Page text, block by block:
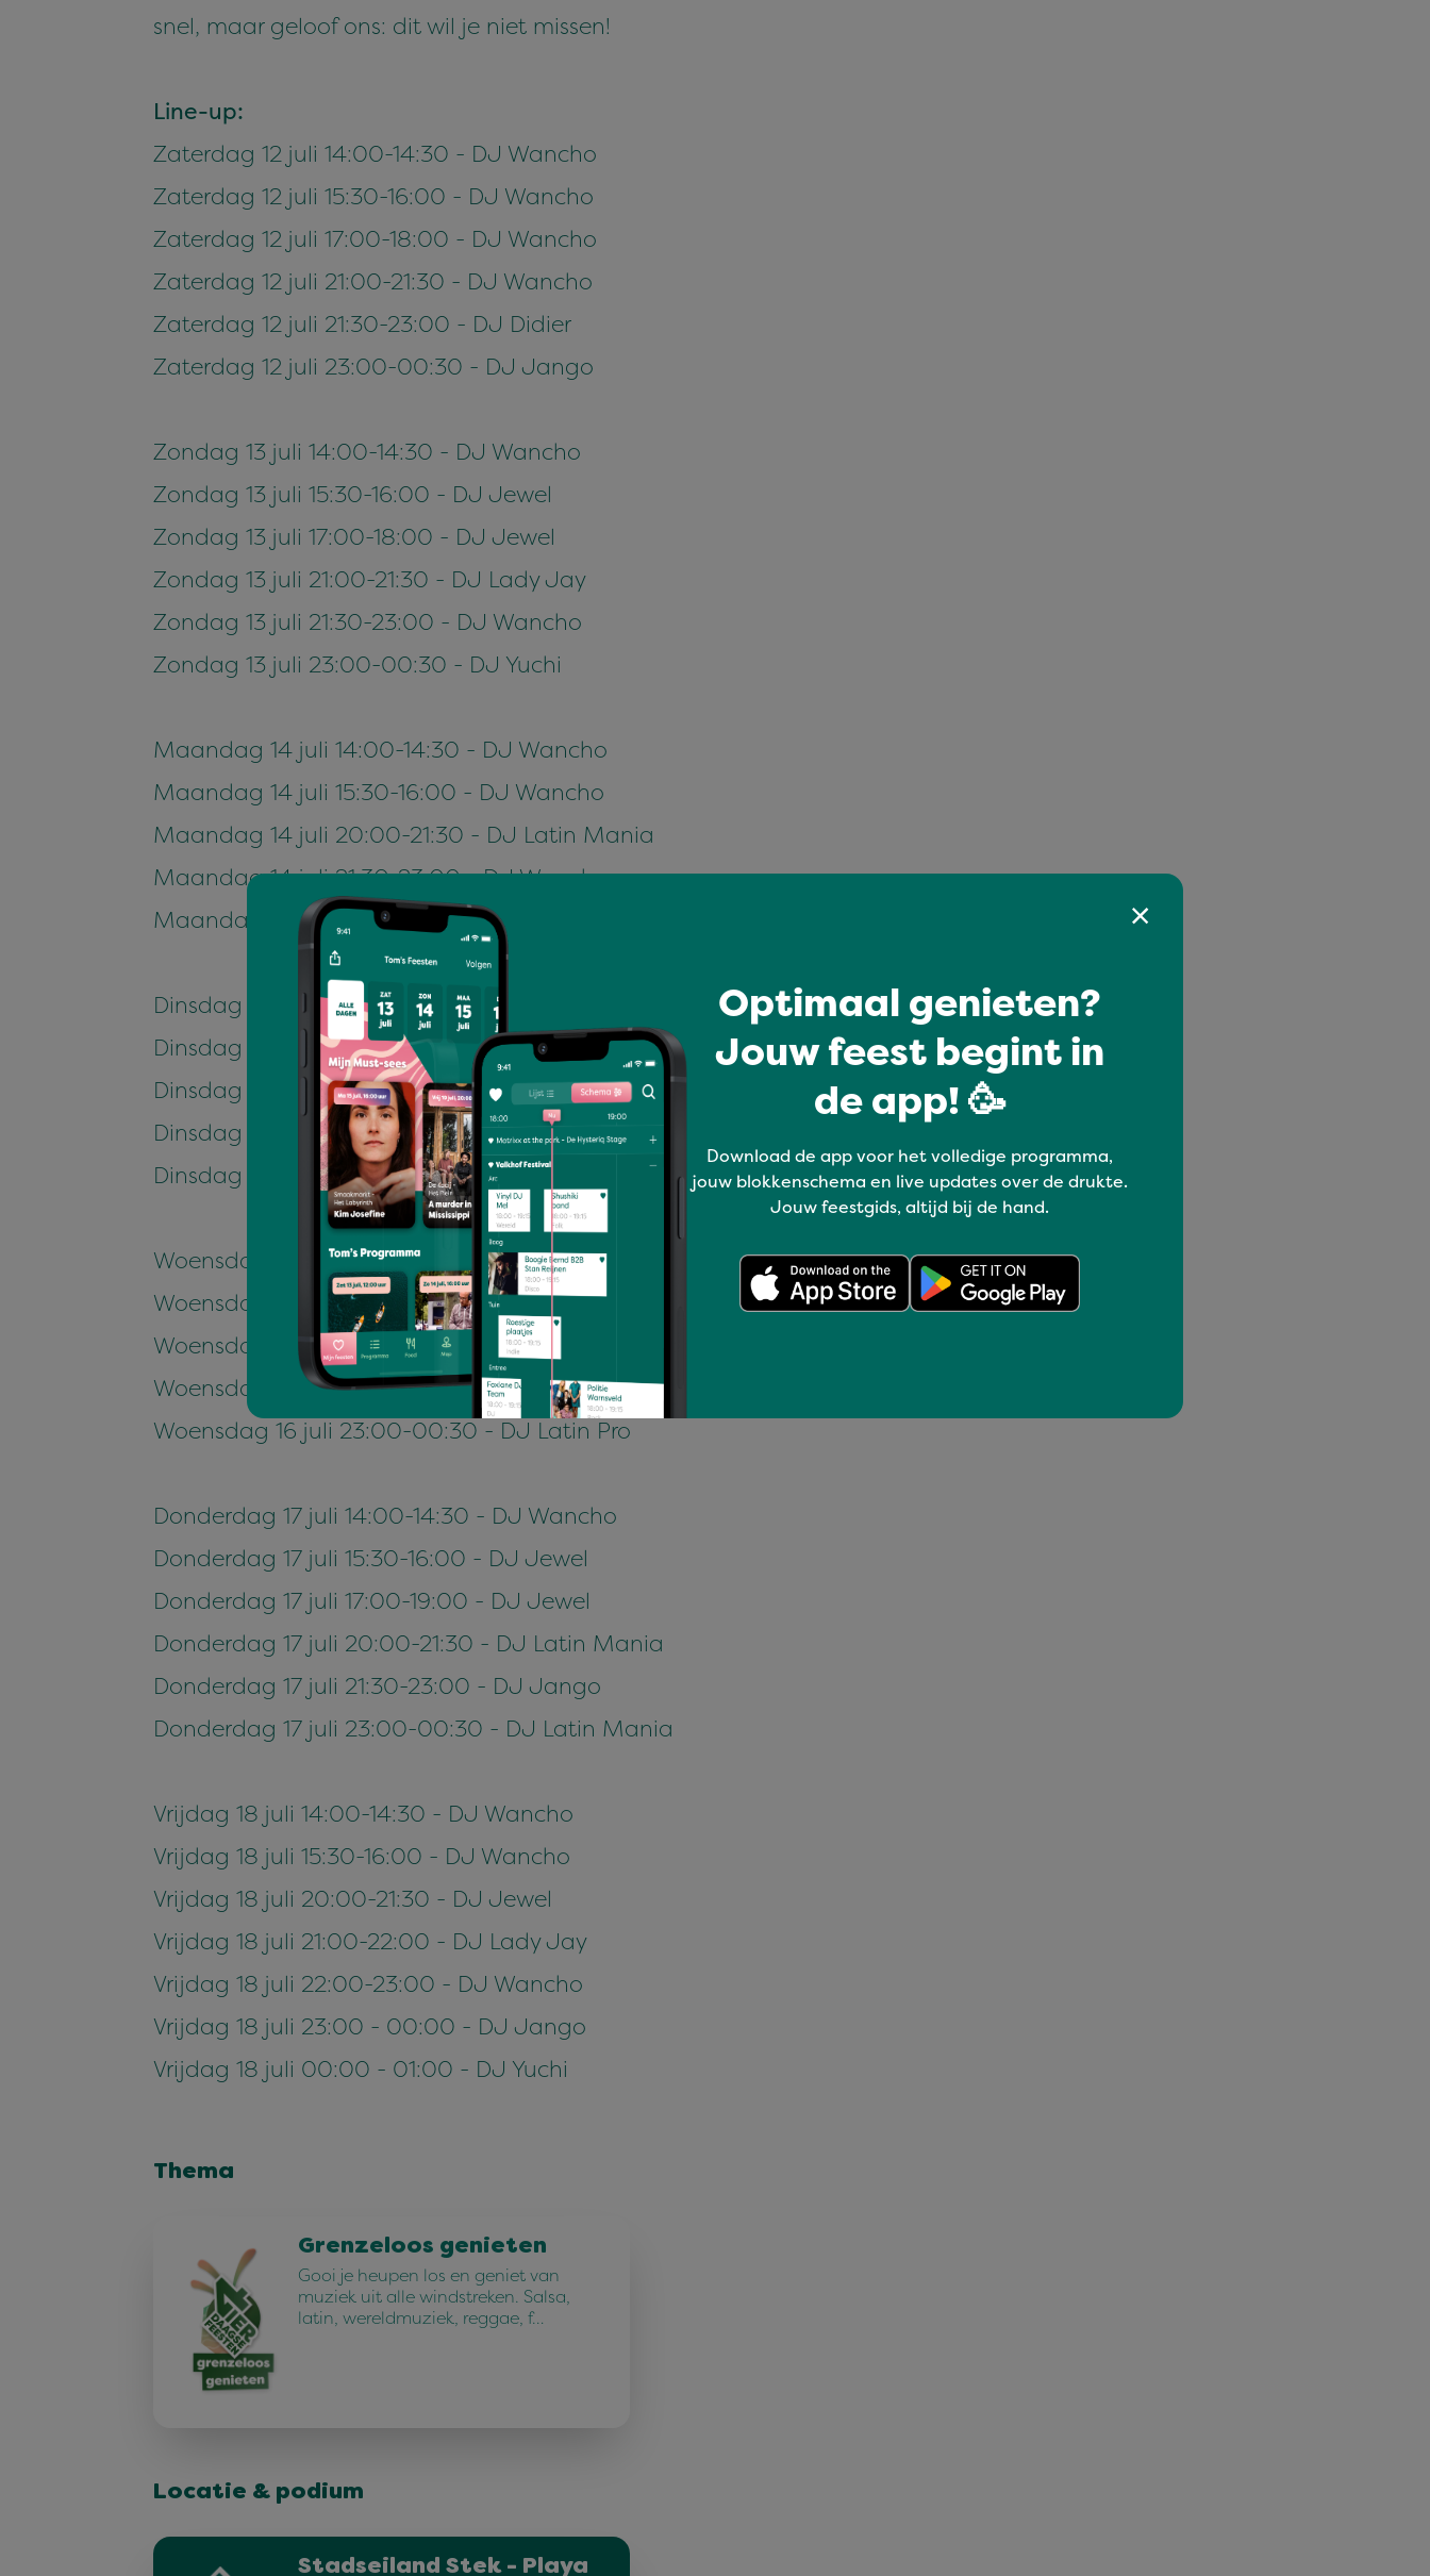
snel, maar geloof ons: dit wil je niet missen!
Line-up:
Zaterdag 12 juli 14:00-14:30 - DJ Wancho
Zaterdag 12 juli 15:30-16:00 - DJ Wancho
Zaterdag 12 juli 17:00-18:00 - DJ Wancho
Zaterdag 12 juli 21:00-21:30 - DJ Wancho
Zaterdag 12 juli 21:30-23:00 - DJ Didier
Zaterdag 12 juli 23:00-00:30 - DJ Jango
Zondag 13 juli 14:00-14:30 - DJ Wancho
Zondag 13 juli 15:30-16:00 - DJ Jewel
Zondag 13 juli 17:00-18:00 - DJ Jewel
Zondag 13 juli 21:00-21:30 - DJ Lady Jay
Zondag 13 juli 21:30-23:00 - DJ Wancho
Zondag 13 juli 23:00-00:30 - DJ Yuchi
Maandag 14 juli 14:00-14:30 - DJ Wancho
Maandag 14 juli 15:30-16:00 - DJ Wancho
Maandag 14 juli 20:00-21:30 - DJ Latin Mania
Maandag 14 juli 21:30-23:00 - DJ Wancho
Maandag 14 juli 23:00-00:30 - DJ Latin Mania
Dinsdag 15 juli 14:00-14:30 - DJ Wancho
Dinsdag 15 juli 15:30-19:00 - DJ Wancho
Dinsdag 15 juli 20:00-21:30 - Miss Salsabila
Dinsdag 15 juli 21:30-23:00 - DJ Didier
Dinsdag 15 juli 23:00-00:30 - DJ Wancho
Woensdag 16 juli 14:00-14:30 - DJ Wancho
Woensdag 16 juli 15:30-19:00 - DJ Wancho
Woensdag 16 juli 20:00-21:30 - DJ Latin Pro
Woensdag 16 juli 21:30-23:00 - DJ Lady Jay
Woensdag 16 juli 23:00-00:30 - DJ Latin Pro
Donderdag 17 juli 14:00-14:30 - DJ Wancho
Donderdag 17 juli 15:30-16:00 - DJ Jewel
Donderdag 17 juli 17:00-19:00 - DJ Jewel
Donderdag 17 juli 20:00-21:30 - DJ Latin Mania
Donderdag 17 juli 21:30-23:00 - DJ Jango
Donderdag 17 juli 23:00-00:30 - DJ Latin Mania
Vrijdag 18 juli 14:00-14:30 - DJ Wancho
Vrijdag 18 juli 15:30-16:00 - DJ Wancho
Vrijdag 18 juli 20:00-21:30 - DJ Jewel
Vrijdag 18 juli 21:00-22:00 - DJ Lady Jay
Vrijdag 18 juli 22:00-23:00 - DJ Wancho
Vrijdag 18 juli 23:00 - 00:00 - DJ Jango
Vrijdag 18 juli 00:00 - 01:00 - DJ Yuchi
Thema
Grenzeloos genieten
Gooi je heupen los en geniet van
muziek uit alle windstreken. Salsa,
latin, wereldmuziek, reggae, f…
Locatie & podium
Stadseiland Stek - Playa
Optimaal genieten?
Jouw feest begint in
de app! 🥳
Download de app voor het volledige programma,
jouw blokkenschema en live updates over de drukte.
Jouw feestgids, altijd bij de hand.